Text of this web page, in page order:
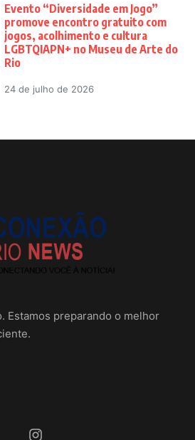
Evento “Diversidade em Jogo”
promove encontro gratuito com
jogos, acolhimento e cultura
LGBTQIAPN+ no Museu de Arte do
Rio
24 de julho de 2026
Estamos preparando o melhor